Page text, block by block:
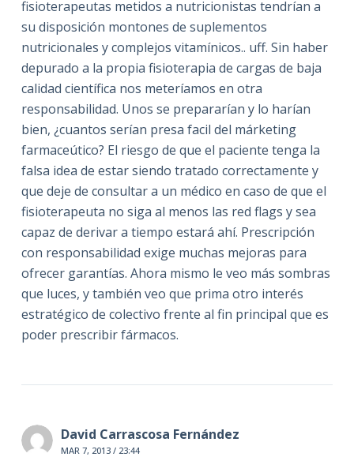
fisioterapeutas metidos a nutricionistas tendrían a
su disposición montones de suplementos
nutricionales y complejos vitamínicos.. uff. Sin haber
depurado a la propia fisioterapia de cargas de baja
calidad científica nos meteríamos en otra
responsabilidad. Unos se prepararían y lo harían
bien, ¿cuantos serían presa facil del márketing
farmaceútico? El riesgo de que el paciente tenga la
falsa idea de estar siendo tratado correctamente y
que deje de consultar a un médico en caso de que el
fisioterapeuta no siga al menos las red flags y sea
capaz de derivar a tiempo estará ahí. Prescripción
con responsabilidad exige muchas mejoras para
ofrecer garantías. Ahora mismo le veo más sombras
que luces, y también veo que prima otro interés
estratégico de colectivo frente al fin principal que es
poder prescribir fármacos.
David Carrascosa Fernández
MAR 7, 2013 / 23:44